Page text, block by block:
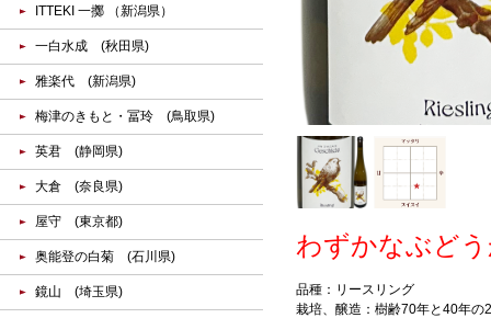
わずかなぶど
品種：リースリング
栽培、醸造：樹齢70年と40年の
ITTEKI 一擲 （新潟県）
一白水成 (秋田県)
雅楽代 (新潟県)
梅津のきもと・冨玲 (鳥取県)
英君 (静岡県)
大倉 (奈良県)
屋守 (東京都)
奥能登の白菊 (石川県)
鏡山 (埼玉県)